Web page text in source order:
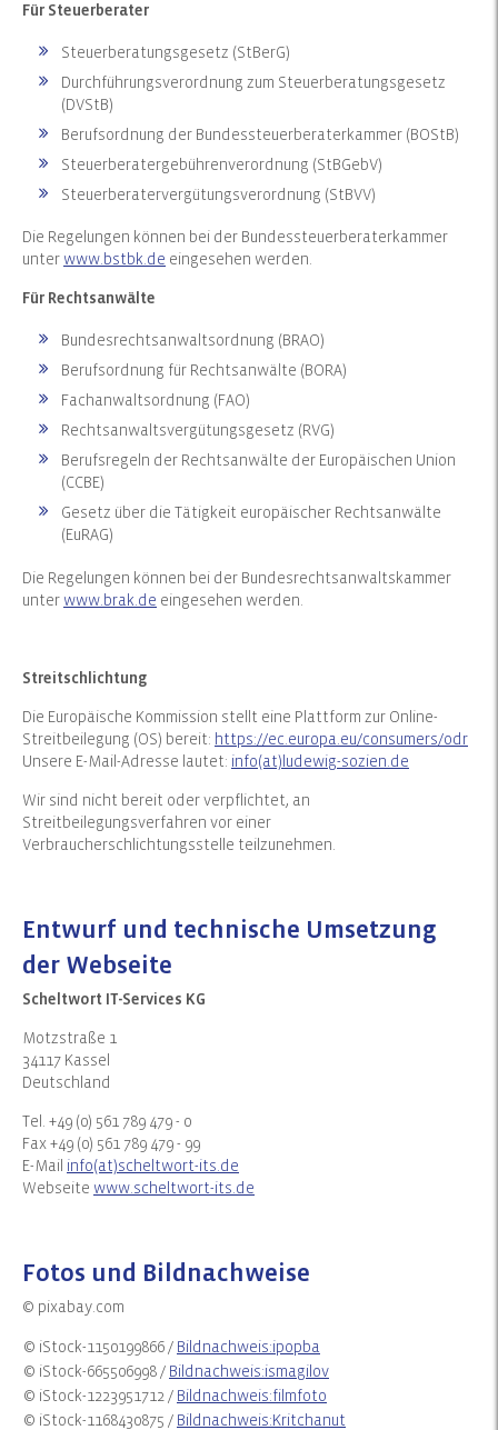
Für Steuerberater
Steuerberatungsgesetz (StBerG)
Durchführungsverordnung zum Steuerberatungsgesetz
(DVStB)
Berufsordnung der Bundessteuerberaterkammer (BOStB)
Steuerberatergebührenverordnung (StBGebV)
Steuerberatervergütungsverordnung (StBVV)
Die Regelungen können bei der Bundessteuerberaterkammer
unter www.bstbk.de eingesehen werden.
Für Rechtsanwälte
Bundesrechtsanwaltsordnung (BRAO)
Berufsordnung für Rechtsanwälte (BORA)
Fachanwaltsordnung (FAO)
Rechtsanwaltsvergütungsgesetz (RVG)
Berufsregeln der Rechtsanwälte der Europäischen Union
(CCBE)
Gesetz über die Tätigkeit europäischer Rechtsanwälte
(EuRAG)
Die Regelungen können bei der Bundesrechtsanwaltskammer
unter www.brak.de eingesehen werden.
Streitschlichtung
Die Europäische Kommission stellt eine Plattform zur Online-
Streitbeilegung (OS) bereit: https://ec.europa.eu/consumers/odr
Unsere E-Mail-Adresse lautet: info(at)ludewig-sozien.de
Wir sind nicht bereit oder verpflichtet, an
Streitbeilegungsverfahren vor einer
Verbraucherschlichtungsstelle teilzunehmen.
Entwurf und technische Umsetzung
der Webseite
Scheltwort IT-Services KG
Motzstraße 1
34117 Kassel
Deutschland
Tel. +49 (0) 561 789 479 - 0
Fax +49 (0) 561 789 479 - 99
E-Mail info(at)scheltwort-its.de
Webseite www.scheltwort-its.de
Fotos und Bildnachweise
© pixabay.com
© iStock-1150199866 / Bildnachweis:ipopba
© iStock-665506998 / Bildnachweis:ismagilov
© iStock-1223951712 / Bildnachweis:filmfoto
© iStock-1168430875 / Bildnachweis:Kritchanut